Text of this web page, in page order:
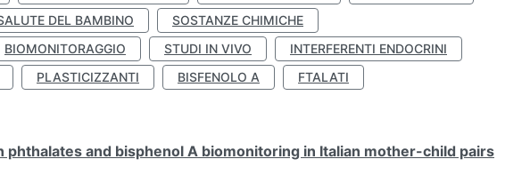
DEL BAMBINO
SOSTANZE CHIMICHE
BIOMONITORAGGIO STUDI IN VIVO
INTERFERENTI ENDOCRINI
PLASTICIZZANTI BISFENOLO A
FTALATI
phthalates and bisphenol A biomonitoring in Italian mother-child pairs